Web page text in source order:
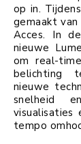
op in.
gemaakt van
Acces. In
nieuwe
om real-
belichting
nieuwe
snelheid
visualisaties
tempo